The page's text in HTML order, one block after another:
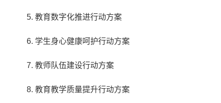
5. 教育数字化推进行动方案
6. 学生身心健康呵护行动方案
7. 教师队伍建设行动方案
8. 教育教学质量提升行动方案